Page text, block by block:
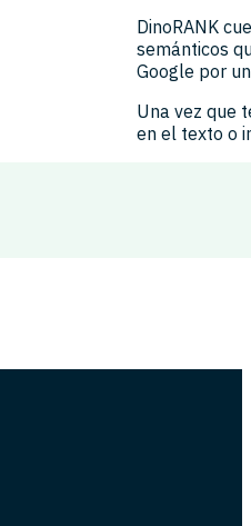
DinoRANK
semánticos
Google por
Una vez que
en el texto o